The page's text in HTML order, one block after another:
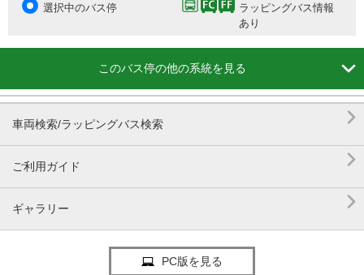
選択中のバス停
ラッピングバス情報
あり
このバス停の他の系統を見る 
車両検索/ラッピングバス検索 
ご利用ガイド 
ギャラリー 
PC版を見る